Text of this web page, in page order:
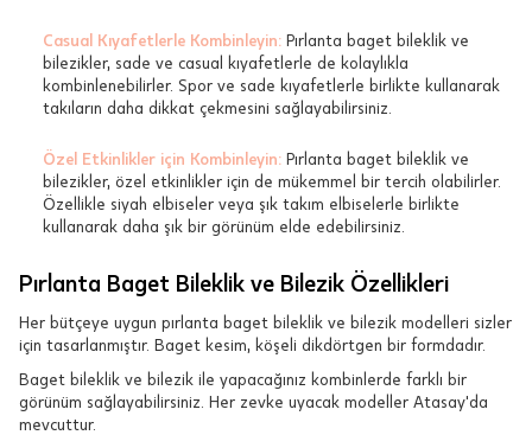
Casual Kıyafetlerle Kombinleyin: Pırlanta baget bileklik ve
bilezikler, sade ve casual kıyafetlerle de kolaylıkla
kombinlenebilirler. Spor ve sade kıyafetlerle birlikte kullanarak
takıların daha dikkat çekmesini sağlayabilirsiniz.
Özel Etkinlikler için Kombinleyin: Pırlanta baget bileklik ve
bilezikler, özel etkinlikler için de mükemmel bir tercih olabilirler.
Özellikle siyah elbiseler veya şık takım elbiselerle birlikte
kullanarak daha şık bir görünüm elde edebilirsiniz.
Pırlanta Baget Bileklik ve Bilezik Özellikleri
Her bütçeye uygun pırlanta baget bileklik ve bilezik modelleri sizler
için tasarlanmıştır. Baget kesim, köşeli dikdörtgen bir formdadır.
Baget bileklik ve bilezik ile yapacağınız kombinlerde farklı bir
görünüm sağlayabilirsiniz. Her zevke uyacak modeller Atasay'da
mevcuttur.